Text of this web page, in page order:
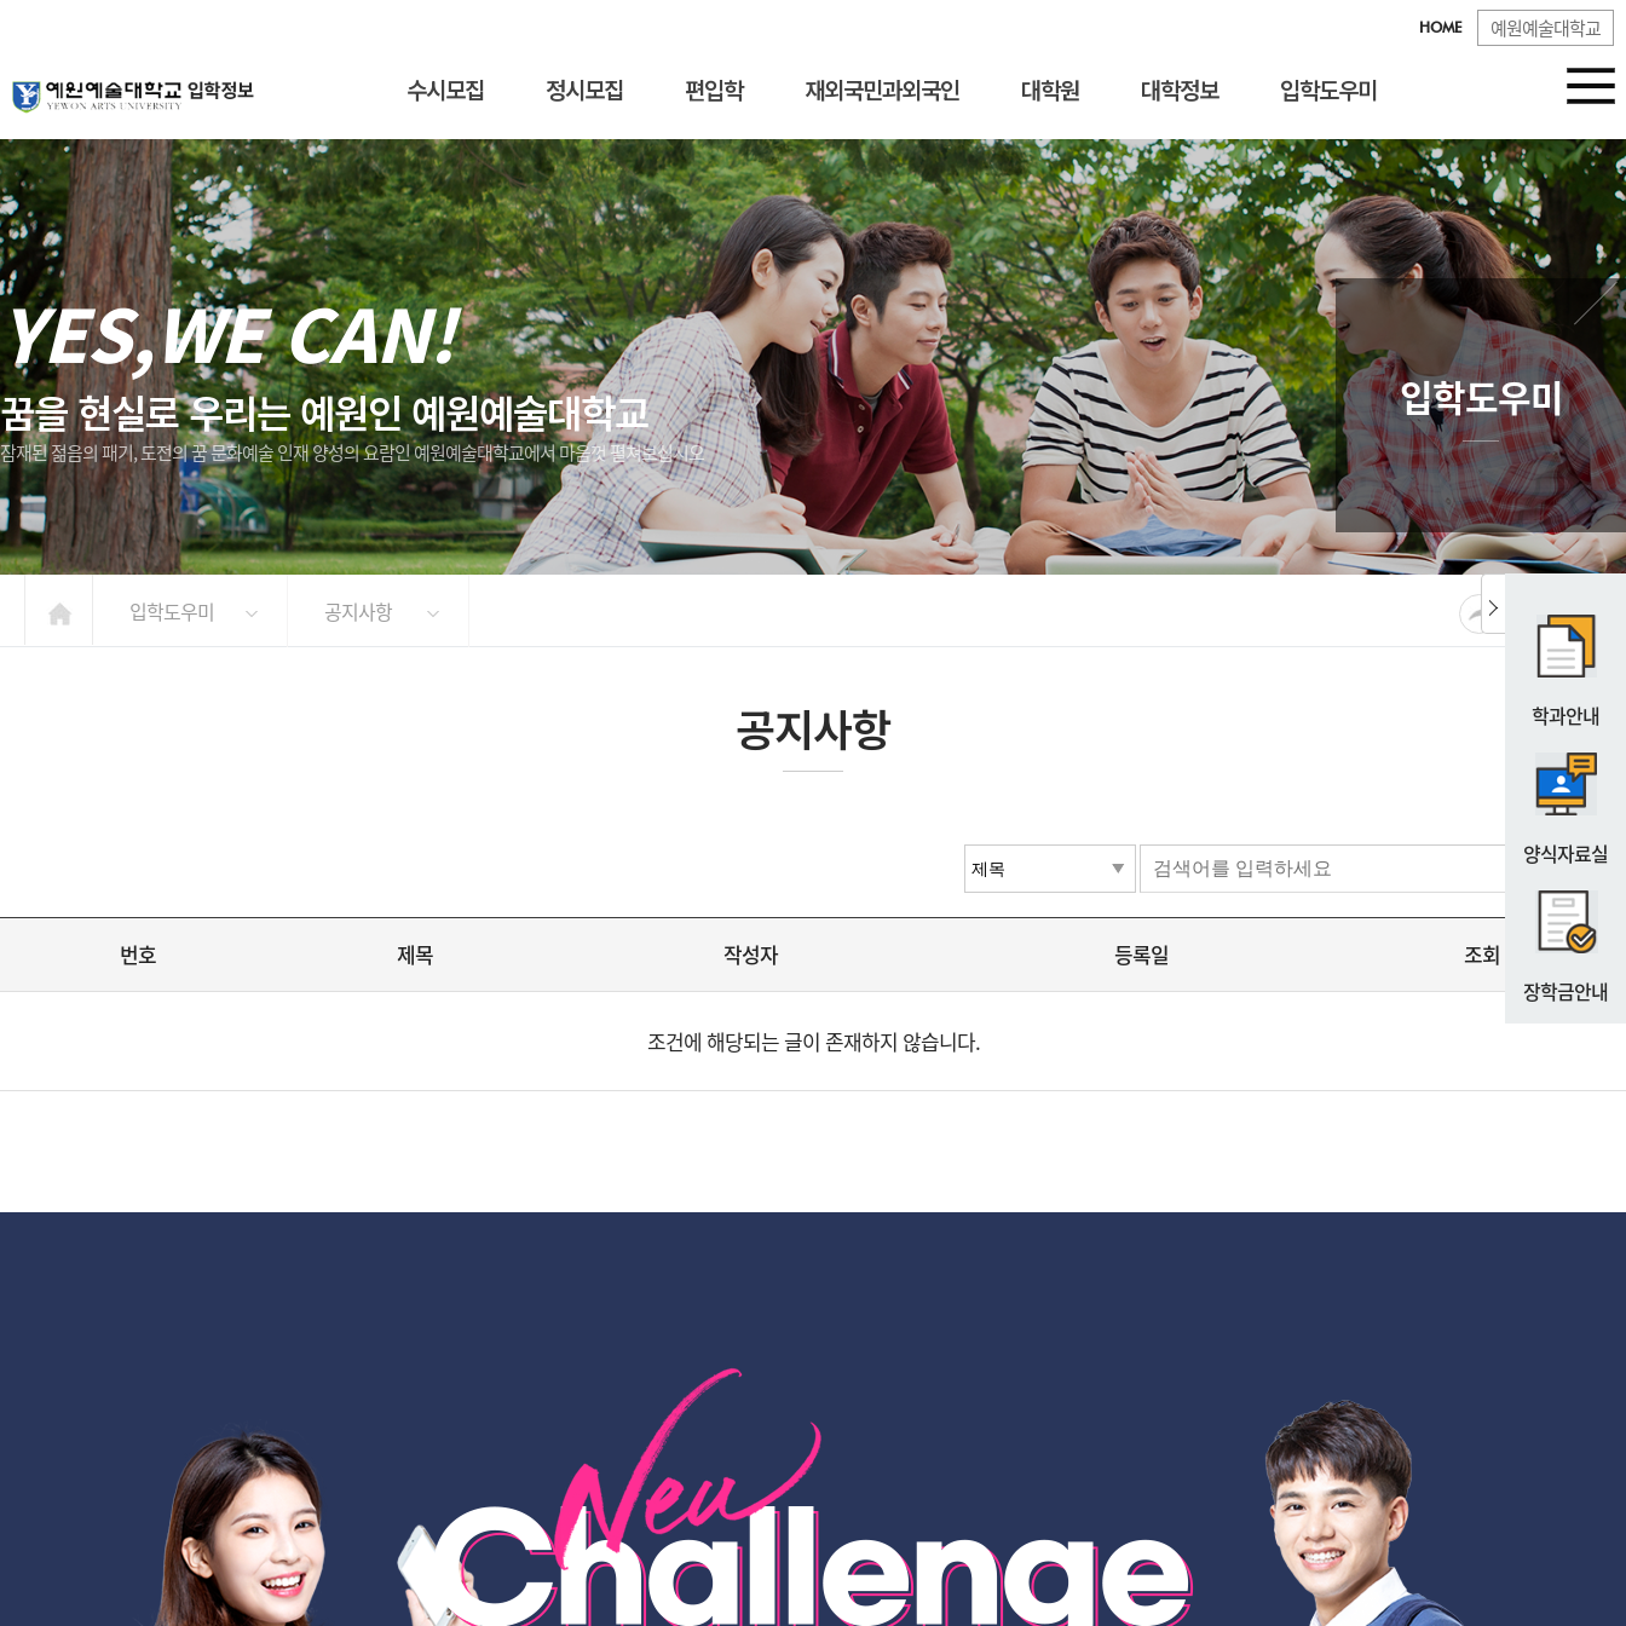
HOME 예원예술대학교
수시모집 정시모집 편입학 재외국민과외국인 대학원 대학정보 입학도우미
학과안내
양식자료실
장학금안내
YES,WE CAN!
꿈을 현실로 우리는 예원인 예원예술대학교
잠재된 젊음의 패기, 도전의 꿈 문화예술 인재 양성의 요람인 예원예술대학교에서 마음껏 펼쳐보십시오
입학도우미
입학도우미 공지사항
공지사항
번호 제목 작성자 등록일 조회
조건에 해당되는 글이 존재하지 않습니다.